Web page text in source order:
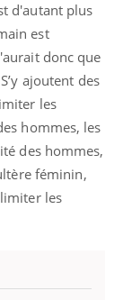
d'autant plus
est
donc que
ajoutent des
les
hommes, les
des hommes,
féminin,
les